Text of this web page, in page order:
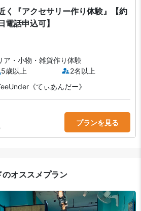
く『アクセサリー作り体験』【約
話申込可】
ア・小物・雑貨作り体験
5歳以上
2名以上
《てぃあんだー》
プランを見る
オススメプラン